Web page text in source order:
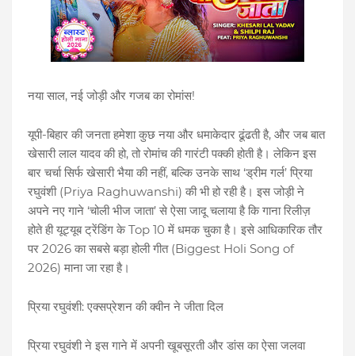
नया साल, नई जोड़ी और गजब का रोमांस!
यूपी-बिहार की जनता हमेशा कुछ नया और धमाकेदार ढूंढती है, और जब बात
खेसारी लाल यादव की हो, तो रोमांच की गारंटी पक्की होती है। लेकिन इस
बार चर्चा सिर्फ खेसारी भैया की नहीं, बल्कि उनके साथ ‘ड्रीम गर्ल’ प्रिया
रघुवंशी (Priya Raghuwanshi) की भी हो रही है। इस जोड़ी ने
अपने नए गाने ‘चोली भीज जाता’ से ऐसा जादू चलाया है कि गाना रिलीज़
होते ही यूट्यूब ट्रेंडिंग के Top 10 में धमक चुका है। इसे आधिकारिक तौर
पर 2026 का सबसे बड़ा होली गीत (Biggest Holi Song of
2026) माना जा रहा है।
प्रिया रघुवंशी: एक्सप्रेशन की क्वीन ने जीता दिल
प्रिया रघुवंशी ने इस गाने में अपनी खूबसूरती और डांस का ऐसा जलवा